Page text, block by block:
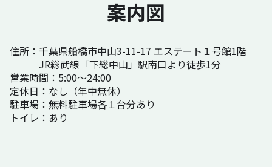
案内図
住所：千葉県船橋市中山3-11-17 エステート１号館1階
JR総武線「下総中山」駅南口より徒歩1分
営業時間：5:00～24:00
定休日：なし（年中無休）
駐車場：無料駐車場各１台分あり
トイレ：あり